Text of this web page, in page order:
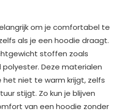
om je comfortabel te
als je een hoodie draagt.
stoffen zoals
Deze materialen
het niet te warm krijgt, zelfs
stijgt. Zo kun je blijven
van een hoodie zonder